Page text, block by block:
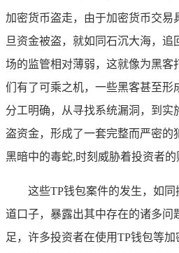
加密货币盗走，由于加密货币交易
旦资金被盗，就如同石沉大海，
场的监管相对薄弱，这就像为黑客
们有了可乘之机，一些黑客甚至形
分工明确，从寻找系统漏洞，到实
盗资金，形成了一套完整而严密的
黑暗中的毒蛇,时刻威胁着投资者的
这些TP钱包案件的发生，如
道口子，暴露出其中存在的诸多问
足，许多投资者在使用TP钱包等